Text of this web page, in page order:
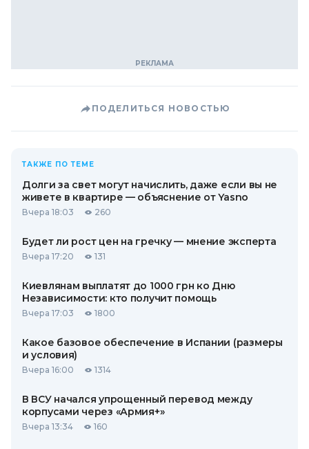
ПОДЕЛИТЬСЯ НОВОСТЬЮ
ТАКЖЕ ПО ТЕМЕ
Долги за свет могут начислить, даже если вы не
живете в квартире — объяснение от Yasno
Вчера 18:03 260
Будет ли рост цен на гречку — мнение эксперта
Вчера 17:20 131
Киевлянам выплатят до 1000 грн ко Дню
Независимости: кто получит помощь
Вчера 17:03 1800
Какое базовое обеспечение в Испании (размеры
и условия)
Вчера 16:00 1314
В ВСУ начался упрощенный перевод между
корпусами через «Армия+»
Вчера 13:34 160